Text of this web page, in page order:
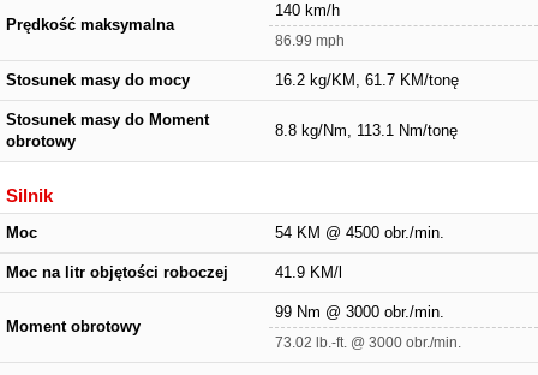
Prędkość maksymalna
140 km/h
86.99 mph
Stosunek masy do mocy 16.2 kg/KM, 61.7 KM/tonę
Stosunek masy do Moment
obrotowy
8.8 kg/Nm, 113.1 Nm/tonę
Silnik
Moc 54 KM @ 4500 obr./min.
Moc na litr objętości roboczej 41.9 KM/l
Moment obrotowy
99 Nm @ 3000 obr./min.
73.02 lb.-ft. @ 3000 obr./min.